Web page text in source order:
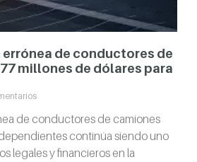
de conductores de
millones de dólares para
de conductores de camiones
continúa siendo uno
legales y financieros en la